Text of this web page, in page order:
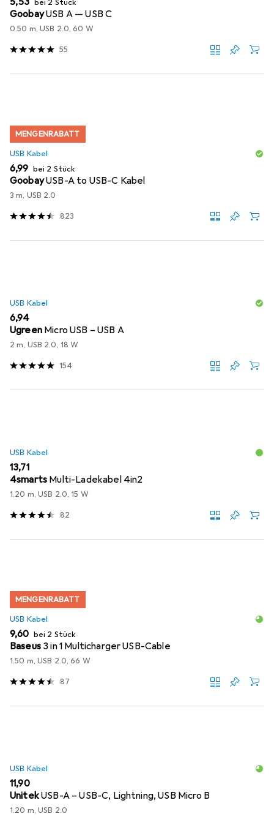
bei 2 Stück
GoobayUSB A — USB C
0.50 m, USB 2.0, 60 W
55
MENGENRABATT
USB Kabel
EUR
6,99 bei 2 Stück
GoobayUSB-A to USB-C Kabel
3 m, USB 2.0
823
USB Kabel
EUR
6,94
Ugreen Micro USB – USB A
2 m, USB 2.0, 18 W
154
USB Kabel
EUR
13,71
4smarts Multi-Ladekabel 4in2
1.20 m, USB 2.0, 15 W
82
MENGENRABATT
USB Kabel
EUR
9,60 bei 2 Stück
Baseus 3 in 1 Multicharger USB-Cable
1.50 m, USB 2.0, 66 W
87
USB Kabel
EUR
11,90
UnitekUSB-A – USB-C, Lightning, USB Micro B
1.20 m, USB 2.0